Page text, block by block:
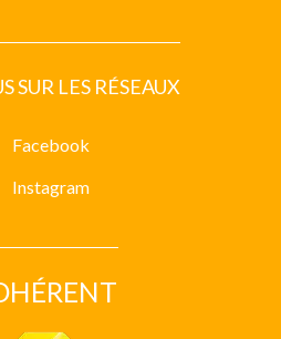
SUR LES RÉSEAUX
Facebook
Instagram